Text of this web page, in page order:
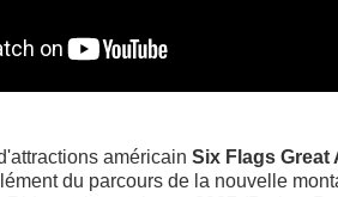
américain Six Flags Great
du parcours de la nouvelle